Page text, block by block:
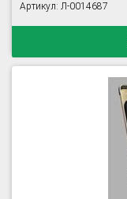
Артикул: Л-0014687